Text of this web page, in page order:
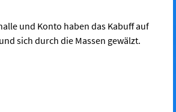
und Konto haben das Kabuff auf
sich durch die Massen gewälzt.